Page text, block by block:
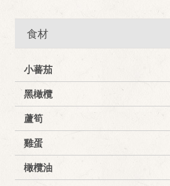
食材
小蕃茄
黑橄欖
蘆筍
雞蛋
橄欖油